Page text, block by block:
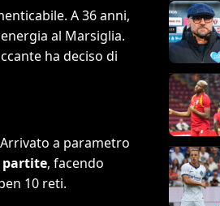
A 36 anni,
al Marsiglia.
ha deciso di
a parametro
partite, facendo
10 reti.